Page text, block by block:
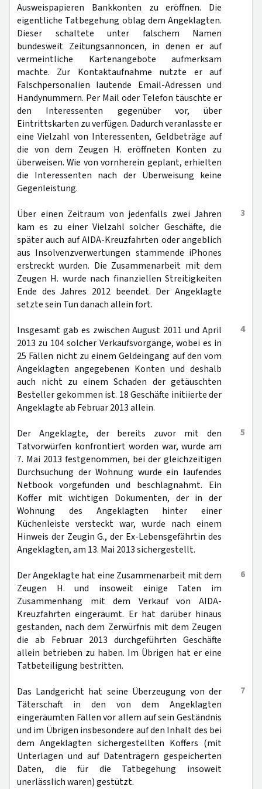
Ausweispapieren Bankkonten zu eröffnen. Die
eigentliche Tatbegehung oblag dem Angeklagten.
Dieser schaltete unter falschem Namen
bundesweit Zeitungsannoncen, in denen er auf
vermeintliche Kartenangebote aufmerksam
machte. Zur Kontaktaufnahme nutzte er auf
Falschpersonalien lautende Email-Adressen und
Handynummern. Per Mail oder Telefon täuschte er
den Interessenten gegenüber vor, über
Eintrittskarten zu verfügen. Dadurch veranlasste er
eine Vielzahl von Interessenten, Geldbeträge auf
die von dem Zeugen H. eröffneten Konten zu
überweisen. Wie von vornherein geplant, erhielten
die Interessenten nach der Überweisung keine
Gegenleistung.
3
Über einen Zeitraum von jedenfalls zwei Jahren
kam es zu einer Vielzahl solcher Geschäfte, die
später auch auf AIDA-Kreuzfahrten oder angeblich
aus Insolvenzverwertungen stammende iPhones
erstreckt wurden. Die Zusammenarbeit mit dem
Zeugen H. wurde nach finanziellen Streitigkeiten
Ende des Jahres 2012 beendet. Der Angeklagte
setzte sein Tun danach allein fort.
4
Insgesamt gab es zwischen August 2011 und April
2013 zu 104 solcher Verkaufsvorgänge, wobei es in
25 Fällen nicht zu einem Geldeingang auf den vom
Angeklagten angegebenen Konten und deshalb
auch nicht zu einem Schaden der getäuschten
Besteller gekommen ist. 18 Geschäfte initiierte der
Angeklagte ab Februar 2013 allein.
5
Der Angeklagte, der bereits zuvor mit den
Tatvorwürfen konfrontiert worden war, wurde am
7. Mai 2013 festgenommen, bei der gleichzeitigen
Durchsuchung der Wohnung wurde ein laufendes
Netbook vorgefunden und beschlagnahmt. Ein
Koffer mit wichtigen Dokumenten, der in der
Wohnung des Angeklagten hinter einer
Küchenleiste versteckt war, wurde nach einem
Hinweis der Zeugin G., der Ex-Lebensgefährtin des
Angeklagten, am 13. Mai 2013 sichergestellt.
6
Der Angeklagte hat eine Zusammenarbeit mit dem
Zeugen H. und insoweit einige Taten im
Zusammenhang mit dem Verkauf von AIDA-
Kreuzfahrten eingeräumt. Er hat darüber hinaus
gestanden, nach dem Zerwürfnis mit dem Zeugen
die ab Februar 2013 durchgeführten Geschäfte
allein betrieben zu haben. Im Übrigen hat er eine
Tatbeteiligung bestritten.
7
Das Landgericht hat seine Überzeugung von der
Täterschaft in den von dem Angeklagten
eingeräumten Fällen vor allem auf sein Geständnis
und im Übrigen insbesondere auf den Inhalt des bei
dem Angeklagten sichergestellten Koffers (mit
Unterlagen und auf Datenträgern gespeicherten
Daten, die für die Tatbegehung insoweit
unerlässlich waren) gestützt.